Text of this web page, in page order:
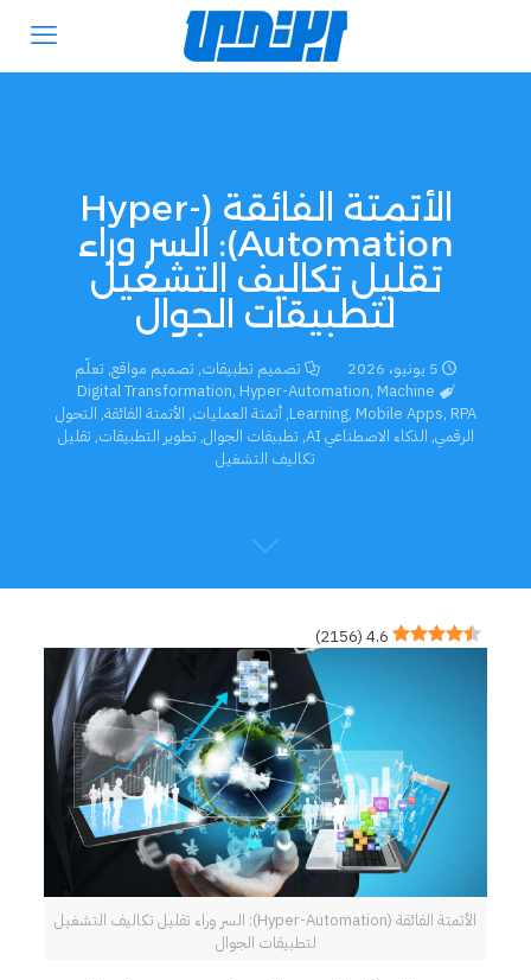
الأتمتة الفائقة (Hyper-
Automation): السر وراء
تقليل تكاليف التشغيل
لتطبيقات الجوال
5 يونيو، 2026 تصميم تطبيقات, تصميم مواقع, تعلّم
Digital Transformation, Hyper-Automation, Machine
Learning, Mobile Apps, RPA
,أتمتة العمليات, الأتمتة الفائقة, التحول
الرقمي, الذكاء الاصطناعي AI , تطبيقات الجوال, تطوير التطبيقات, تقليل
تكاليف التشغيل
4.6
(
2156
)
الأتمتة الفائقة (Hyper-Automation): السر وراء تقليل تكاليف التشغيل
لتطبيقات الجوال